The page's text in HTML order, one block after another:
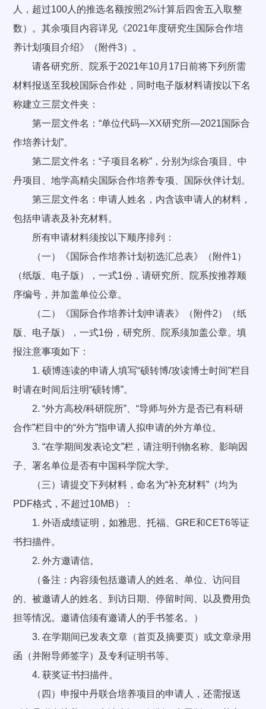
人，超过100人的推选名额按照2%计算后四舍五入取整
数）。其余项目内容详见《2021年度研究生国际合作培
养计划项目介绍》（附件3）。
请各研究所、院系于2021年10月17日前将下列所需
材料报送至我校国际合作处，同时电子版材料请按以下名
称建立三层文件夹：
第一层文件名：“单位代码—XX研究所—2021国际合
作培养计划”。
第二层文件名：“子项目名称”，分别为综合项目、中
丹项目、地学高精尖国际合作培养专项、国际伙伴计划。
第三层文件名：申请人姓名，内含该申请人的材料，
包括申请表及补充材料。
所有申请材料须按以下顺序排列：
（一）《国际合作培养计划初选汇总表》（附件1）
（纸版、电子版），一式1份，请研究所、院系按推荐顺
序编号，并加盖单位公章。
（二）《国际合作培养计划申请表》（附件2）（纸
版、电子版），一式1份，研究所、院系须加盖公章。填
报注意事项如下：
1. 硕博连读的申请人填写“硕转博/攻读博士时间”栏目
时请在时间后注明“硕转博”。
2. “外方高校/科研院所”、“导师与外方是否已有科研
合作”栏目中的“外方”指申请人拟申请的外方单位。
3. “在学期间发表论文”栏，请注明刊物名称、影响因
子、署名单位是否有中国科学院大学。
（三）请提交下列材料，命名为“补充材料”（均为
PDF格式，不超过10MB）：
1. 外语成绩证明，如雅思、托福、GRE和CET6等证
书扫描件。
2. 外方邀请信。
（备注：内容须包括邀请人的姓名、单位、访问目
的、被邀请人的姓名、到访日期、停留时间、以及费用负
担等情况。邀请信须有邀请人的手书签名。）
3. 在学期间已发表文章（首页及摘要页）或文章录用
函（并附导师签字）及专利证明书等。
4. 获奖证书扫描件。
（四）申报中丹联合培养项目的申请人，还需报送